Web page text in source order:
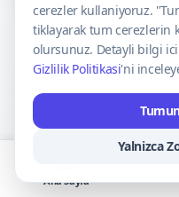
VISA
cerezler kullaniyoruz.
tiklayarak tum cerezlerin
olursunuz. Detayli bilgi
Gizlilik Politikasi'ni
Yalnizca
Ana Sayfa